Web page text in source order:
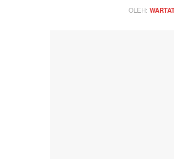
OLEH: